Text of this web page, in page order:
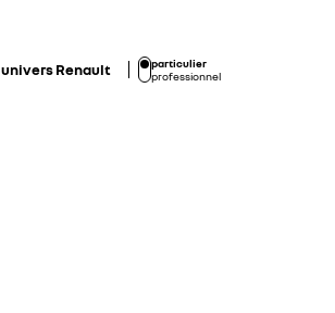
univers Renault
particulier
professionnel